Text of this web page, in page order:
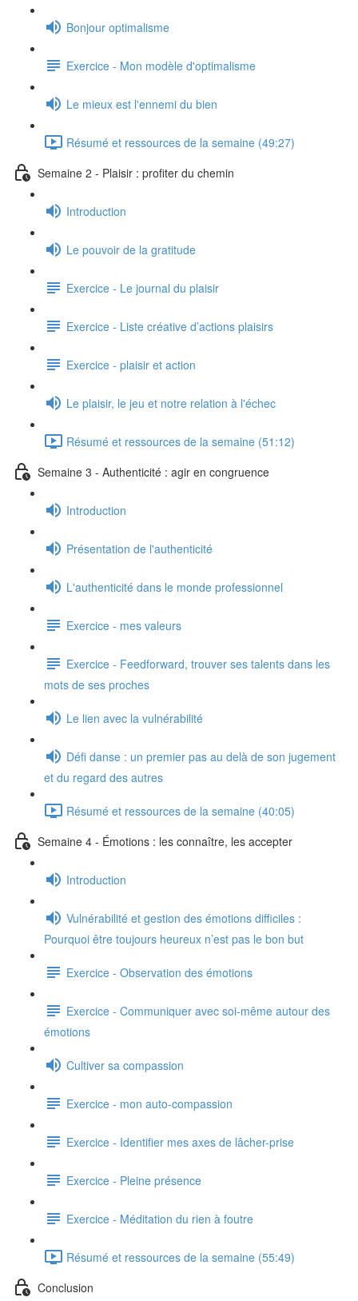
Bonjour optimalisme
Exercice - Mon modèle d'optimalisme
Le mieux est l'ennemi du bien
Résumé et ressources de la semaine (49:27)
Semaine 2 - Plaisir : profiter du chemin
Introduction
Le pouvoir de la gratitude
Exercice - Le journal du plaisir
Exercice - Liste créative d’actions plaisirs
Exercice - plaisir et action
Le plaisir, le jeu et notre relation à l'échec
Résumé et ressources de la semaine (51:12)
Semaine 3 - Authenticité : agir en congruence
Introduction
Présentation de l'authenticité
L'authenticité dans le monde professionnel
Exercice - mes valeurs
Exercice - Feedforward, trouver ses talents dans les
mots de ses proches
Le lien avec la vulnérabilité
Défi danse : un premier pas au delà de son jugement
et du regard des autres
Résumé et ressources de la semaine (40:05)
Semaine 4 - Émotions : les connaître, les accepter
Introduction
Vulnérabilité et gestion des émotions difficiles :
Pourquoi être toujours heureux n’est pas le bon but
Exercice - Observation des émotions
Exercice - Communiquer avec soi-même autour des
émotions
Cultiver sa compassion
Exercice - mon auto-compassion
Exercice - Identifier mes axes de lâcher-prise
Exercice - Pleine présence
Exercice - Méditation du rien à foutre
Résumé et ressources de la semaine (55:49)
Conclusion